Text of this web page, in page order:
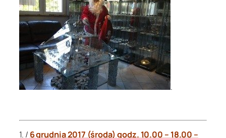
.
1. / 6 grudnia 2017 (środa) godz. 10.00 – 18.00 –